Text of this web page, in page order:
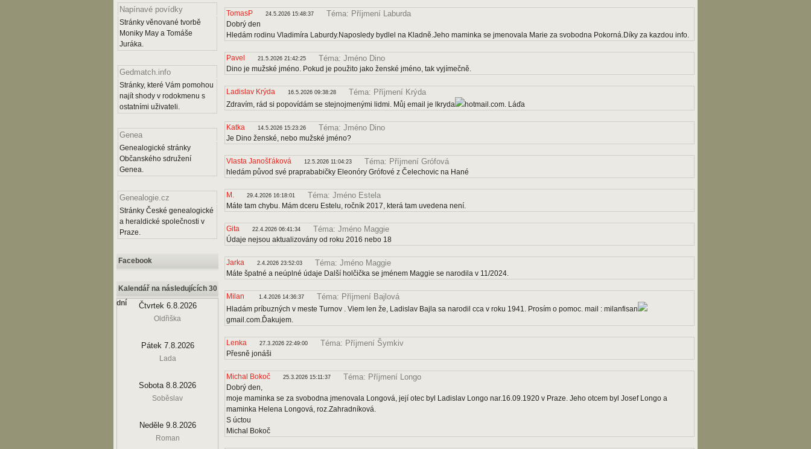
Napínavé povídky
Stránky věnované tvorbě
Moniky May a Tomáše
Juráka.
Gedmatch.info
Stránky, které Vám pomohou
najít shody v rodokmenu s
ostatními uživateli.
Genea
Genealogické stránky
Občanského sdružení
Genea.
Genealogie.cz
Stránky České genealogické
a heraldické společnosti v
Praze.
Facebook
Kalendář na následujících 30
dní
Čtvrtek 6.8.2026
Oldřiška
Pátek 7.8.2026
Lada
Sobota 8.8.2026
Soběslav
Neděle 9.8.2026
Roman
TomasP 24.5.2026 15:48:37 Téma: Příjmení Laburda
Dobrý den
Hledám rodinu Vladimíra Laburdy.Naposledy bydlel na Kladně.Jeho maminka se jmenovala Marie za svobodna Pokorná.Díky za kazdou info.
Pavel 21.5.2026 21:42:25 Téma: Jméno Dino
Dino je mužské jméno. Pokud je použito jako ženské jméno, tak vyjímečně.
Ladislav Krýda 16.5.2026 09:38:28 Téma: Příjmení Krýda
Zdravím, rád si popovídám se stejnojmenými lidmi. Můj email je lkryda hotmail.com. Láďa
Katka 14.5.2026 15:23:26 Téma: Jméno Dino
Je Dino ženské, nebo mužské jméno?
Vlasta Janošťáková 12.5.2026 11:04:23 Téma: Příjmení Grófová
hledám původ své praprababičky Eleonóry Grófové z Čelechovic na Hané
M. 29.4.2026 16:18:01 Téma: Jméno Estela
Máte tam chybu. Mám dceru Estelu, ročník 2017, která tam uvedena není.
Gita 22.4.2026 06:41:34 Téma: Jméno Maggie
Údaje nejsou aktualizovány od roku 2016 nebo 18
Jarka 2.4.2026 23:52:03 Téma: Jméno Maggie
Máte špatné a neúplné údaje Další holčička se jménem Maggie se narodila v 11/2024.
Milan 1.4.2026 14:36:37 Téma: Příjmení Bajlová
Hladám príbuzných v meste Turnov . Viem len že, Ladislav Bajla sa narodil cca v roku 1941. Prosím o pomoc. mail : milanfisan
gmail.com.Ďakujem.
Lenka 27.3.2026 22:49:00 Téma: Příjmení Šymkiv
Přesně jonáši
Michal Bokoč 25.3.2026 15:11:37 Téma: Příjmení Longo
Dobrý den,
moje maminka se za svobodna jmenovala Longová, její otec byl Ladislav Longo nar.16.09.1920 v Praze. Jeho otcem byl Josef Longo a
maminka Helena Longová, roz.Zahradníková.
S úctou
Michal Bokoč